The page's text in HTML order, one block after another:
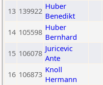
13 139922 Huber
Benedikt
14 105598 Huber
Bernhard
15 106078 Juricevic
Ante
16 106873 Knoll
Hermann